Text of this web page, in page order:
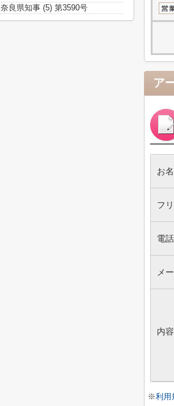
ア
お
フ
電
メ
内容
※利用
奈良県知事 (5) 第3590号